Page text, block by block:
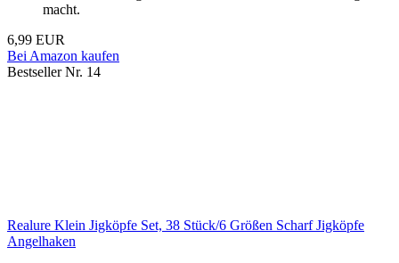
macht.
6,99 EUR
Bei Amazon kaufen
Bestseller Nr. 14
Realure Klein Jigköpfe Set, 38 Stück/6 Größen Scharf Jigköpfe
Angelhaken